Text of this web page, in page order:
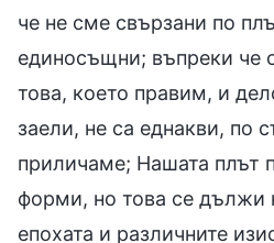
че не сме свързани по
единосъщни; въпреки че
това, което правим, и
заели, не са еднакви, по
приличаме; Нашата плът
форми, но това се дължи
епохата и различните